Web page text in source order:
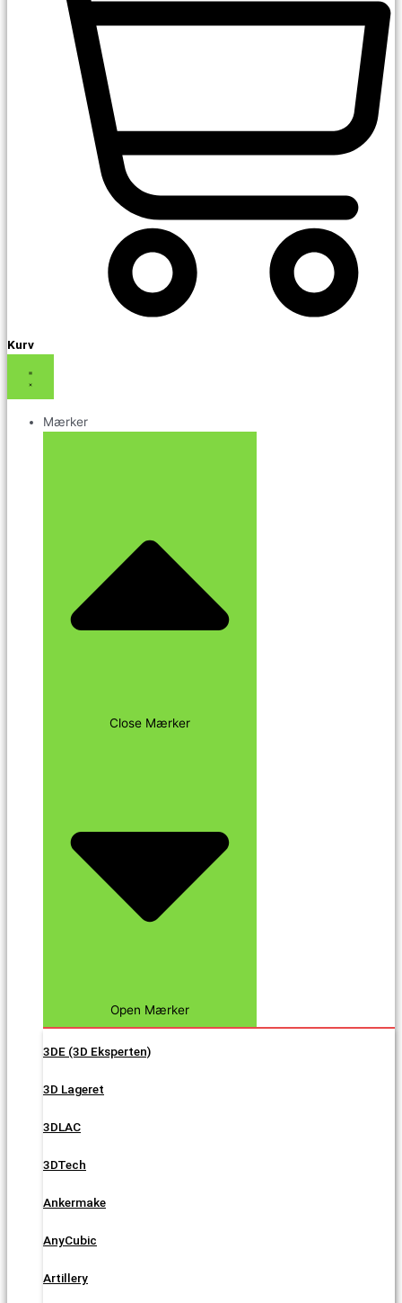
Kurv
Mærker
Close Mærker
Open Mærker
3DE (3D Eksperten)
3D Lageret
3DLAC
3DTech
Ankermake
AnyCubic
Artillery